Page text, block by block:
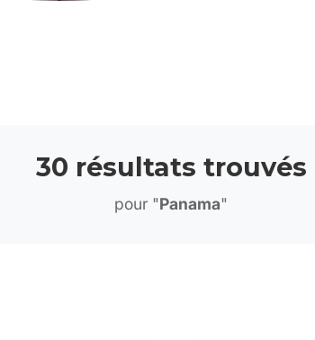
30 résultats trouvés
pour "Panama"